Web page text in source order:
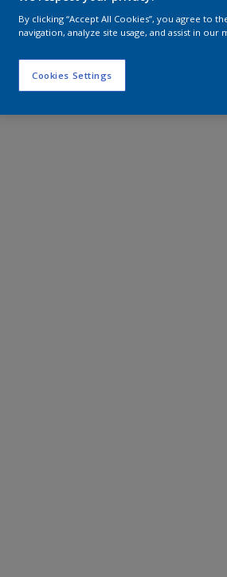
By clicking “Accept All Cookies”, you agree to
navigation, analyze site usage, and assist in our
Cookies Settings